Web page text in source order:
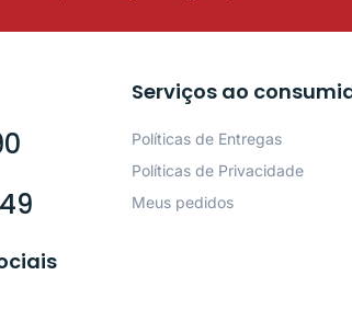
Serviços ao
Políticas de Entregas
Políticas de Privacidade
Meus pedidos